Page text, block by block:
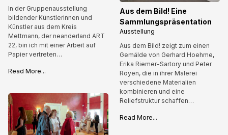
In der Gruppenausstellung
bildender Künstlerinnen und
Künstler aus dem Kreis
Mettmann, der neanderland ART
22, bin ich mit einer Arbeit auf
Papier vertreten…
Read More...
Aus dem Bild! Eine
Sammlungspräsentation
Ausstellung
Aus dem Bild! zeigt zum einen
Gemälde von Gerhard Hoehme,
Erika Riemer-Sartory und Peter
Royen, die in ihrer Malerei
verschiedene Materialien
kombinieren und eine
Reliefstruktur schaffen…
Read More...